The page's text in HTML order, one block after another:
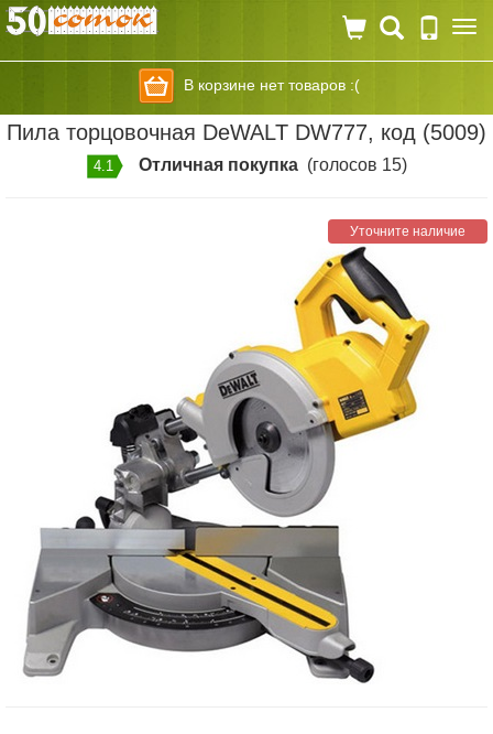
В корзине нет товаров :(
Пила торцовочная DeWALT DW777, код (5009)
4.1 Отличная покупка(голосов 15)
Уточните наличие